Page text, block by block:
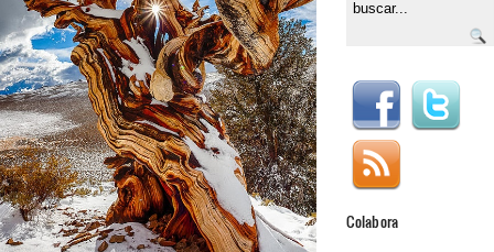
Colabora